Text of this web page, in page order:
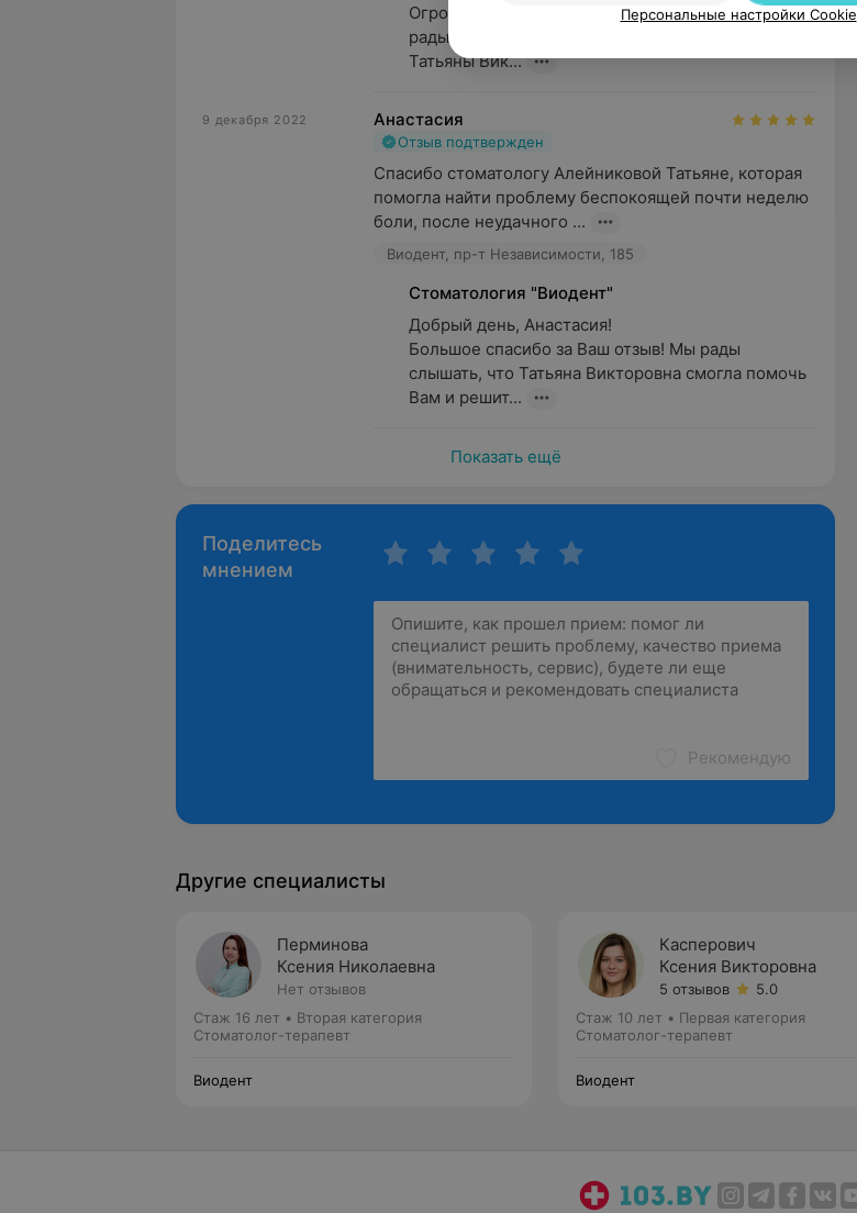
Огромное спасибо за ваш душевный отзыв! Мы
рады, что Вы нашли своего стоматолога в лице
Татьяны Вик...
9 декабря 2022 Анастасия
Отзыв подтвержден
Спасибо стоматологу Алейниковой Татьяне, которая
помогла найти проблему беспокоящей почти неделю
боли, после неудачного ...
Виодент, пр-т Независимости, 185
Стоматология "Виодент"
Добрый день, Анастасия!
Большое спасибо за Ваш отзыв! Мы рады
слышать, что Татьяна Викторовна смогла помочь
Вам и решит...
Показать ещё
Поделитесь
мнением
Рекомендую
Другие специалисты
Перминова
Ксения Николаевна
Нет отзывов
Стаж 16 лет • Вторая категория
Стоматолог-терапевт
Виодент
Касперович
Ксения Викторовна
5 отзывов
5.0
Стаж 10 лет • Первая категория
Стоматолог-терапевт
Виодент
Персональные настройки Cookie